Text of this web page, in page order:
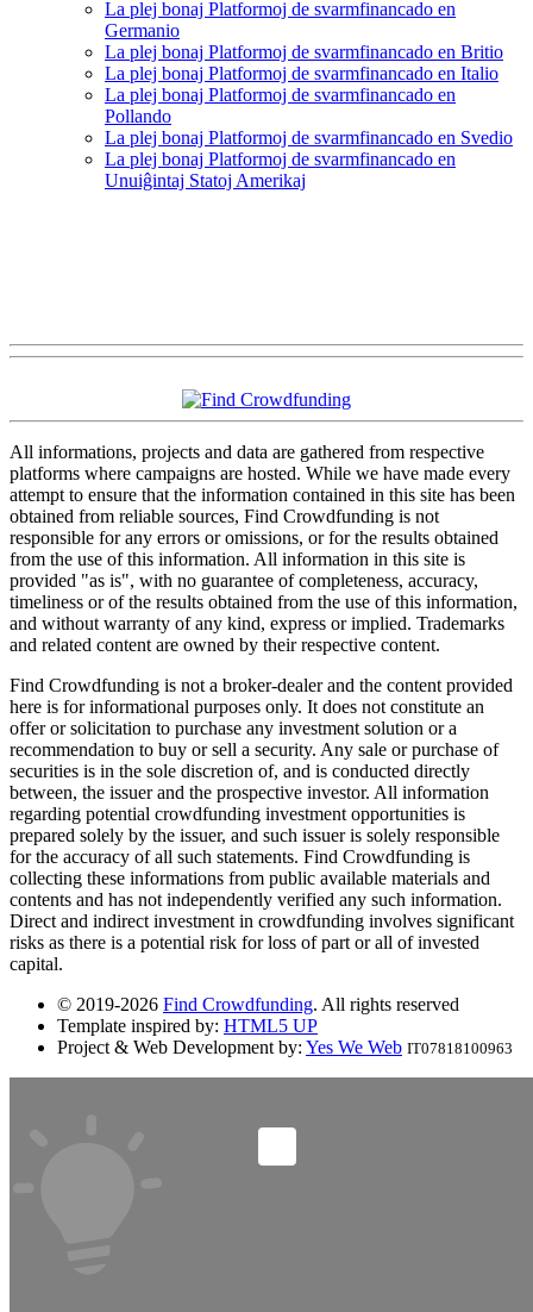
La plej bonaj Platformoj de svarmfinancado en
Germanio
La plej bonaj Platformoj de svarmfinancado en Britio
La plej bonaj Platformoj de svarmfinancado en Italio
La plej bonaj Platformoj de svarmfinancado en
Pollando
La plej bonaj Platformoj de svarmfinancado en Svedio
La plej bonaj Platformoj de svarmfinancado en
Unuiĝintaj Statoj Amerikaj
All informations, projects and data are gathered from respective
platforms where campaigns are hosted. While we have made every
attempt to ensure that the information contained in this site has been
obtained from reliable sources, Find Crowdfunding is not
responsible for any errors or omissions, or for the results obtained
from the use of this information. All information in this site is
provided "as is", with no guarantee of completeness, accuracy,
timeliness or of the results obtained from the use of this information,
and without warranty of any kind, express or implied. Trademarks
and related content are owned by their respective content.
Find Crowdfunding is not a broker-dealer and the content provided
here is for informational purposes only. It does not constitute an
offer or solicitation to purchase any investment solution or a
recommendation to buy or sell a security. Any sale or purchase of
securities is in the sole discretion of, and is conducted directly
between, the issuer and the prospective investor. All information
regarding potential crowdfunding investment opportunities is
prepared solely by the issuer, and such issuer is solely responsible
for the accuracy of all such statements. Find Crowdfunding is
collecting these informations from public available materials and
contents and has not independently verified any such information.
Direct and indirect investment in crowdfunding involves significant
risks as there is a potential risk for loss of part or all of invested
capital.
© 2019-2026 Find Crowdfunding. All rights reserved
Template inspired by: HTML5 UP
Project & Web Development by: Yes We Web IT07818100963